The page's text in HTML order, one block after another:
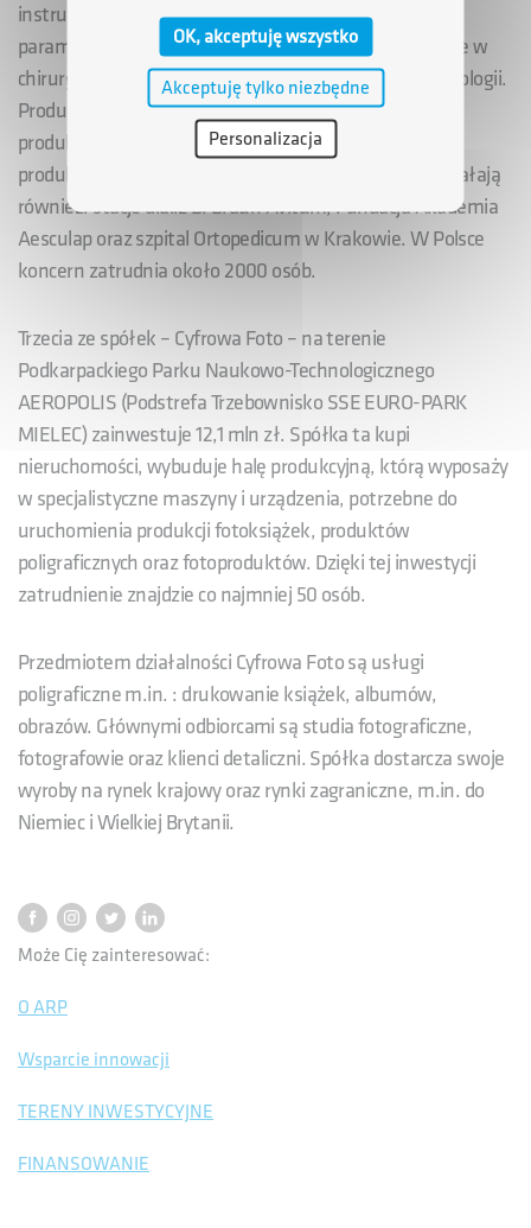
instrumentów oraz wyrobów medycznych o wysokich
parametrach jakościowych, znajdujących zastosowanie w
chirurgii, ortopedii, endoskopii, anestezjologii i stomatologii.
Produkuje też pompy infuzyjne, materiały szewne,
produkty farmaceutyczne, systemy kontenerowe oraz
produkty do dezynfekcji. W ramach grupy w Polsce działają
również: stacje dializ B. Braun Avitum, Fundacja Akademia
Aesculap oraz szpital Ortopedicum w Krakowie. W Polsce
koncern zatrudnia około 2000 osób.
Trzecia ze spółek – Cyfrowa Foto – na terenie
Podkarpackiego Parku Naukowo-Technologicznego
AEROPOLIS (Podstrefa Trzebownisko SSE EURO-PARK
MIELEC) zainwestuje 12,1 mln zł. Spółka ta kupi
nieruchomości, wybuduje halę produkcyjną, którą wyposaży
w specjalistyczne maszyny i urządzenia, potrzebne do
uruchomienia produkcji fotoksiążek, produktów
poligraficznych oraz fotoproduktów. Dzięki tej inwestycji
zatrudnienie znajdzie co najmniej 50 osób.
Przedmiotem działalności Cyfrowa Foto są usługi
poligraficzne m.in. : drukowanie książek, albumów,
obrazów. Głównymi odbiorcami są studia fotograficzne,
fotografowie oraz klienci detaliczni. Spółka dostarcza swoje
wyroby na rynek krajowy oraz rynki zagraniczne, m.in. do
Niemiec i Wielkiej Brytanii.
Może Cię zainteresować:
O ARP
Wsparcie innowacji
TERENY INWESTYCYJNE
FINANSOWANIE
OK, akceptuję wszystko
Akceptuję tylko niezbędne
Personalizacja